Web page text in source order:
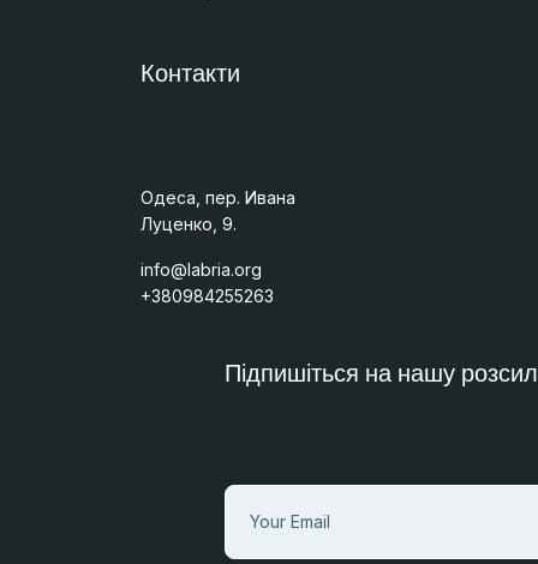
Контакти
Одеса, пер. Ивана
Луценко, 9.
info@labria.org
+380984255263
Підпишіться на нашу